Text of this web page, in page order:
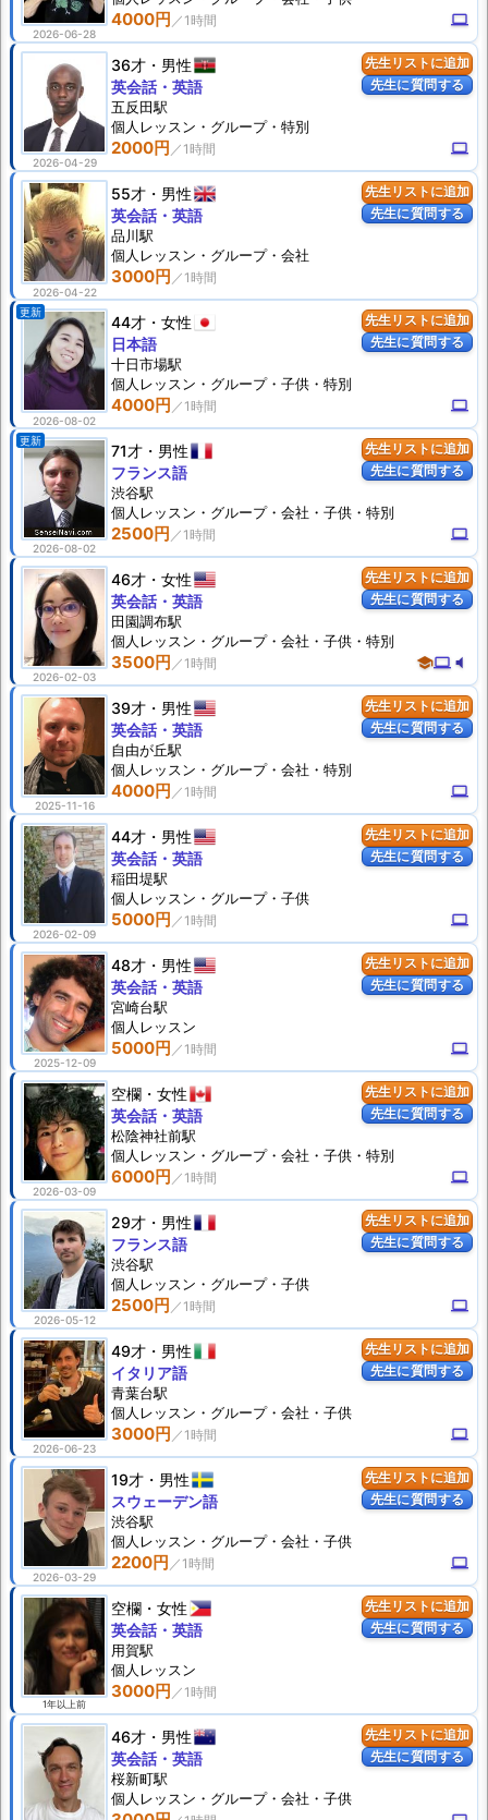
2026-06-28
4000円 computer
先生リストに追加
先生に質問する
2026-04-29
36才 男性
2000円 computer
英会話・英語
五反田駅
個人 レッスン ・グループ・特別
先生リストに追加
先生に質問する
2026-04-22
55才 男性
3000円
英会話・英語
品川駅
個人 レッスン ・グループ・会社
先生リストに追加
先生に質問する
更新
2026-08-02
44才 女性
4000円 computer
日本語
十日市場駅
個人 レッスン ・グループ・子供・特別
先生リストに追加
先生に質問する
更新
2026-08-02
71才 男性
2500円 computer
フランス語
渋谷駅
個人 レッスン ・グループ・会社・子供・特別
先生リストに追加
先生に質問する
2026-02-03
46才 女性
3500円 schoolcomputer volume_mute
英会話・英語
田園調布駅
個人 レッスン ・グループ・会社・子供・特別
先生リストに追加
先生に質問する
2025-11-16
39才 男性
4000円 computer
英会話・英語
自由が丘駅
個人 レッスン ・グループ・会社・特別
先生リストに追加
先生に質問する
2026-02-09
44才 男性
5000円 computer
英会話・英語
稲田堤駅
個人 レッスン ・グループ・子供
先生リストに追加
先生に質問する
2025-12-09
48才 男性
5000円 computer
英会話・英語
宮崎台駅
個人 レッスン
先生リストに追加
先生に質問する
2026-03-09
空欄 女性
6000円 computer
英会話・英語
松陰神社前駅
個人 レッスン ・グループ・会社・子供・特別
先生リストに追加
先生に質問する
2026-05-12
29才 男性
2500円 computer
フランス語
渋谷駅
個人 レッスン ・グループ・子供
先生リストに追加
先生に質問する
2026-06-23
49才 男性
3000円 computer
イタリア語
青葉台駅
個人 レッスン ・グループ・会社・子供
先生リストに追加
先生に質問する
2026-03-29
19才 男性
2200円 computer
スウェーデン語
渋谷駅
個人 レッスン ・グループ・会社・子供
先生リストに追加
先生に質問する
1年以上前
空欄 女性
3000円
英会話・英語
用賀駅
個人 レッスン
先生リストに追加
先生に質問する
46才 男性
英会話・英語
桜新町駅
個人 レッスン ・グループ・会社・子供